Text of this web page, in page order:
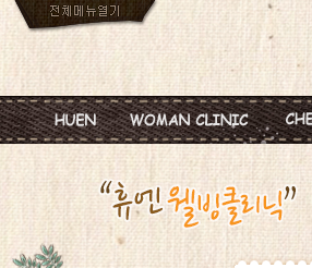
진료안내
진료시간
병원둘러보기
피임
월경이상
질염 및 성병